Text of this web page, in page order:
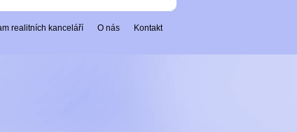
Kontakt
O nás
realitních kanceláří